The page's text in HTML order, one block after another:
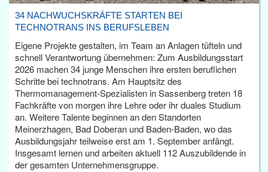
34 NACHWUCHSKRÄFTE STARTEN BEI
TECHNOTRANS INS BERUFSLEBEN
Eigene Projekte gestalten, im Team an Anlagen tüfteln und
schnell Verantwortung übernehmen: Zum Ausbildungsstart
2026 machen 34 junge Menschen ihre ersten beruflichen
Schritte bei technotrans. Am Hauptsitz des
Thermomanagement-Spezialisten in Sassenberg treten 18
Fachkräfte von morgen ihre Lehre oder ihr duales Studium
an. Weitere Talente beginnen an den Standorten
Meinerzhagen, Bad Doberan und Baden-Baden, wo das
Ausbildungsjahr teilweise erst am 1. September anfängt.
Insgesamt lernen und arbeiten aktuell 112 Auszubildende in
der gesamten Unternehmensgruppe.